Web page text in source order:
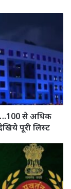
से अधिक
पूरी लिस्ट